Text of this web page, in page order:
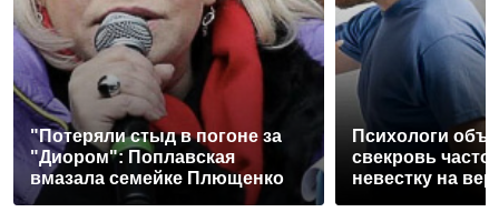
"Потеряли стыд в погоне за
"Диором": Поплавская
вмазала семейке Плющенко
Психологи
свекровь часто
невестку на